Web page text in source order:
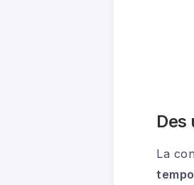
Des
La